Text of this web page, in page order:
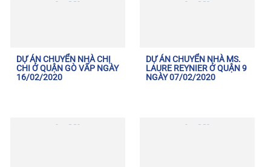
DỰ ÁN CHUYỂN NHÀ CHỊ
CHI Ở QUẬN GÒ VẤP NGÀY
16/02/2020
DỰ ÁN CHUYỂN NHÀ MS.
LAURE REYNIER Ở QUẬN 9
NGÀY 07/02/2020